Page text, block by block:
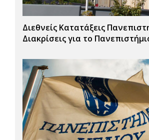
Διεθνείς Κατατάξεις
Διακρίσεις για το